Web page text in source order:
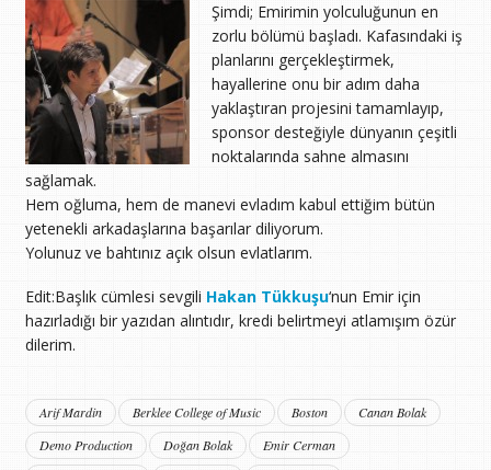
Şimdi; Emirimin yolculuğunun en
zorlu bölümü başladı. Kafasındaki iş
planlarını gerçekleştirmek,
hayallerine onu bir adım daha
yaklaştıran projesini tamamlayıp,
sponsor desteğiyle dünyanın çeşitli
noktalarında sahne almasını
sağlamak.
Hem oğluma, hem de manevi evladım kabul ettiğim bütün
yetenekli arkadaşlarına başarılar diliyorum.
Yolunuz ve bahtınız açık olsun evlatlarım.
Edit:Başlık cümlesi sevgili Hakan Tükkuşu‘nun Emir için
hazırladığı bir yazıdan alıntıdır, kredi belirtmeyi atlamışım özür
dilerim.
Arif Mardin Berklee College of Music Boston
Canan Bolak
Demo Production
Doğan Bolak
Emir Cerman